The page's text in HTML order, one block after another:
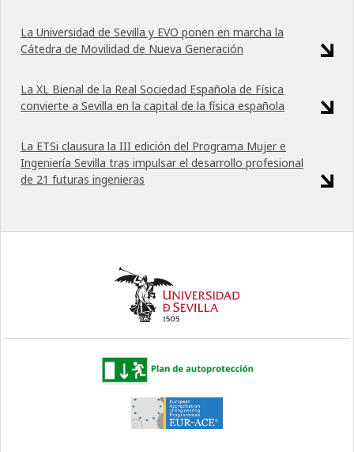
La Universidad de Sevilla y EVO ponen en marcha la
Cátedra de Movilidad de Nueva Generación
La XL Bienal de la Real Sociedad Española de Física
convierte a Sevilla en la capital de la física española
La ETSi clausura la III edición del Programa Mujer e
Ingeniería Sevilla tras impulsar el desarrollo profesional
de 21 futuras ingenieras